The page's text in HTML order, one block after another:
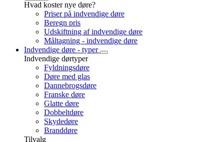
Hvad koster nye døre?
Priser på indvendige døre
Beregn pris
Udskiftning af indvendige døre
Måltagning - indvendige døre
Indvendige døre - typer
Indvendige dørtyper
Fyldningsdøre
Døre med glas
Dannebrogsdøre
Franske døre
Glatte døre
Dobbeltdøre
Skydedøre
Branddøre
Tilvalg